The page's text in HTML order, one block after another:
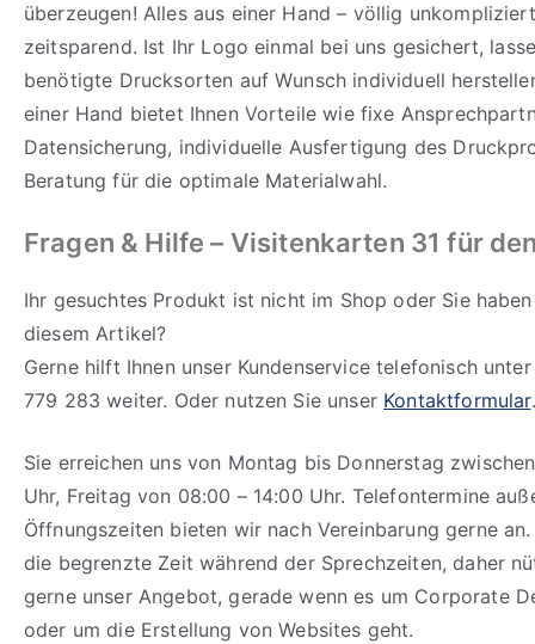
überzeugen! Alles aus einer Hand – völlig
zeitsparend. Ist Ihr Logo einmal bei uns gesichert,
benötigte Drucksorten auf Wunsch individuell
einer Hand bietet Ihnen Vorteile wie fixe
Datensicherung, individuelle Ausfertigung des
Beratung für die optimale Materialwahl.
Fragen & Hilfe – Visitenkarten 31 für
Ihr gesuchtes Produkt ist nicht im Shop oder Sie
diesem Artikel?
Gerne hilft Ihnen unser Kundenservice telefonisch
779 283 weiter. Oder nutzen Sie unser Kontaktformular.
Sie erreichen uns von Montag bis Donnerstag
Uhr, Freitag von 08:00 – 14:00 Uhr. Telefontermine
Öffnungszeiten bieten wir nach Vereinbarung gerne
die begrenzte Zeit während der Sprechzeiten, daher
gerne unser Angebot, gerade wenn es um Corporate
oder um die Erstellung von Websites geht.